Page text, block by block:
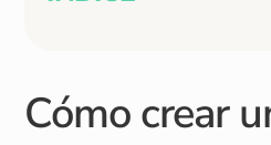
Cómo crear